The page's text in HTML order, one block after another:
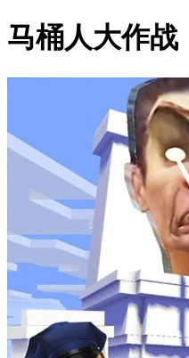
马桶人大作战